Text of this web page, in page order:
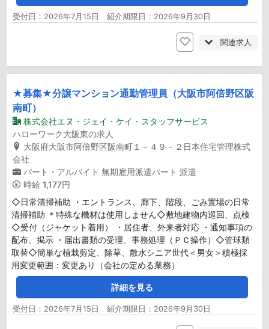
受付日：2026年7月15日 紹介期限日：2026年9月30日
関連求人
★募集★分譲マンション通勤管理員（大阪市阿倍野区阪
南町）
株式会社エヌ・ジェイ・ケイ・スタッフサービス
ハローワーク大阪東の求人
大阪府大阪市阿倍野区阪南町１－４９－２日本住宅管理株式
会社
パート・アルバイト 無期雇用派遣パート 派遣
時給 1,177円
◇日常清掃補助 ・エントランス、廊下、階段、ごみ置場の日常
清掃補助 ＊特殊な機材は使用しません◇敷地建物内巡回、点検
◇受付（ジャケット着用） ・居住者、外来者対応 ・通知事項の
配布、掲示 ・届出書類の受理、事務処理（ＰＣ操作）◇管球類
取替◇簡単な植栽剪定、除草、散水シニア世代＜男女＞積極採
用変更範囲：変更あり（会社の定める業務）
詳細を見る
受付日：2026年7月15日 紹介期限日：2026年9月30日